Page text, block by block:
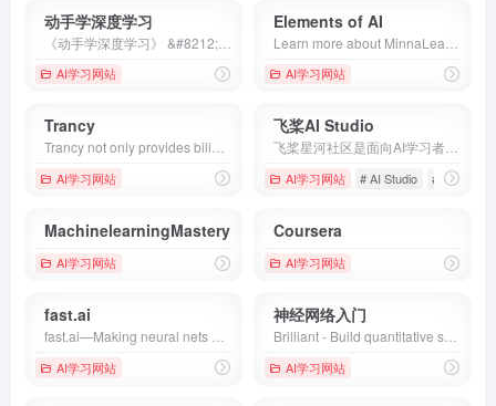
动手学深度学习
AI学习网站
Elements of AI
AI学习网站
Trancy
AI学习网站
飞桨AI Studio
AI学习网站 # AI Studio # AI技术圈
MachinelearningMastery
AI学习网站
Coursera
AI学习网站
fast.ai
AI学习网站
神经网络入门
AI学习网站